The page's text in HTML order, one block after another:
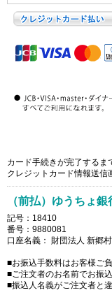
カード手続きが完了するま
クレジットカード情報送信
（前払）ゆうちょ銀
記号：18410
番号：9880081
口座名義： 財団法人 新郷
■お振込手数料はお客様ご
■ご注文者のお名前でお振込
■振込人名義がご注文者と